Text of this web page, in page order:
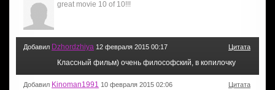
great movie 10 of 10!!!
Добавил Dzhordzhiya 12 февраля 2015 00:17 Цитата
Классный фильм) очень философский, в копилочку
Добавил Kinoman1991 10 февраля 2015 02:06 Цитата